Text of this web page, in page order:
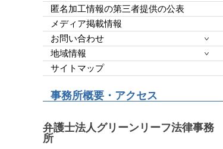
匿名加工情報の第三者提供の公表
メディア掲載情報
お問い合わせ
地域情報
サイトマップ
事務所概要・アクセス
弁護士法人グリーンリーフ法律事務
所